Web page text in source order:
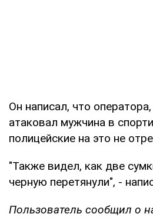
Он написал, что
атаковал мужчина в
полицейские на это не
"Также видел, как две
черную перетянули", -
Пользователь сообщил о